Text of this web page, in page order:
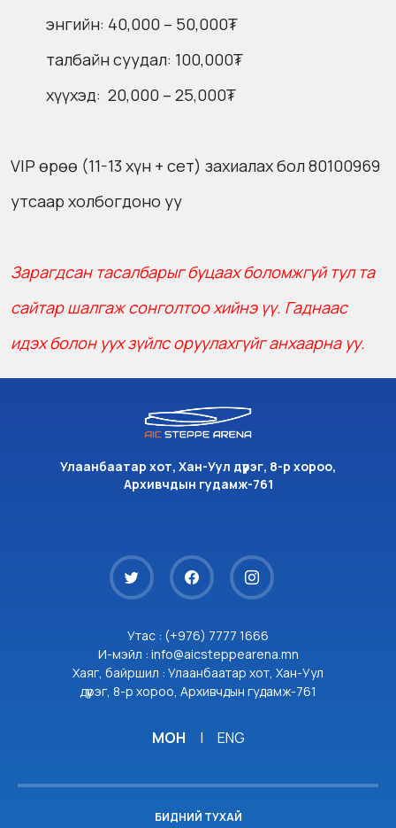
энгийн: 40,000 – 50,000₮
талбайн суудал: 100,000₮
хүүхэд: 20,000 – 25,000₮
VIP өрөө (11-13 хүн + сет) захиалах бол 80100969
утсаар холбогдоно уу
Зарагдсан тасалбарыг буцаах боломжгүй тул та
сайтар шалгаж сонголтоо хийнэ үү. Гаднаас
идэх болон уух зүйлс оруулахгүйг анхаарна уу.
Улаанбаатар хот, Хан-Уул дүүрэг, 8-р хороо,
Архивчдын гудамж-761
Утас : (+976) 7777 1666
И-мэйл : info@aicsteppearena.mn
Хаяг, байршил : Улаанбаатар хот, Хан-Уул
дүүрэг, 8-р хороо, Архивчдын гудамж-761
МОН | ENG
БИДНИЙ ТУХАЙ